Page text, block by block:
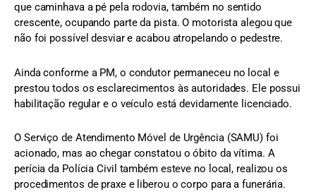
que caminhava a pé pela rodovia, também no sentido
crescente, ocupando parte da pista. O motorista alegou que
não foi possível desviar e acabou atropelando o pedestre.
Ainda conforme a PM, o condutor permaneceu no local e
prestou todos os esclarecimentos às autoridades. Ele possui
habilitação regular e o veículo está devidamente licenciado.
O Serviço de Atendimento Móvel de Urgência (SAMU) foi
acionado, mas ao chegar constatou o óbito da vítima. A
perícia da Polícia Civil também esteve no local, realizou os
procedimentos de praxe e liberou o corpo para a funerária.